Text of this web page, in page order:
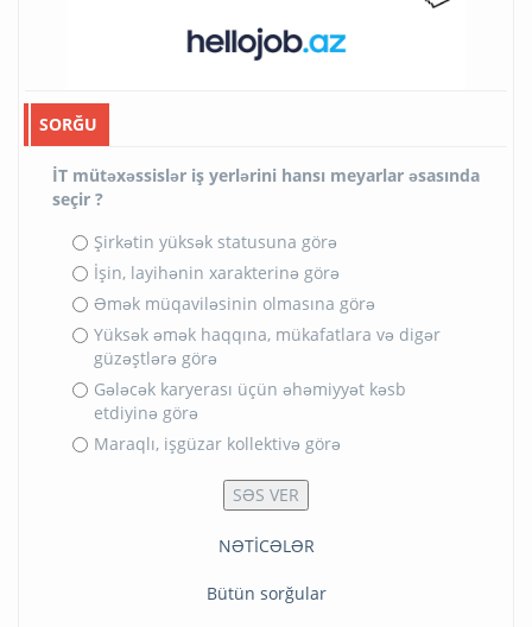
SORĞU
İT mütəxəssislər iş yerlərini hansı meyarlar əsasında
seçir ?
Şirkətin yüksək statusuna görə
İşin, layihənin xarakterinə görə
Əmək müqaviləsinin olmasına görə
Yüksək əmək haqqına, mükafatlara və digər
güzəştlərə görə
Gələcək karyerası üçün əhəmiyyət kəsb
etdiyinə görə
Maraqlı, işgüzar kollektivə görə
NƏTİCƏLƏR
Bütün sorğular